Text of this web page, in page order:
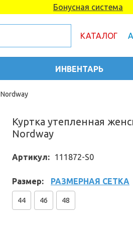
Бонусная система
КАТАЛОГ
ИНВЕНТАРЬ
Куртка утепленная
Nordway
Артикул: 111872-S0
Размер: РАЗМЕРНАЯ СЕТКА
44 46 48